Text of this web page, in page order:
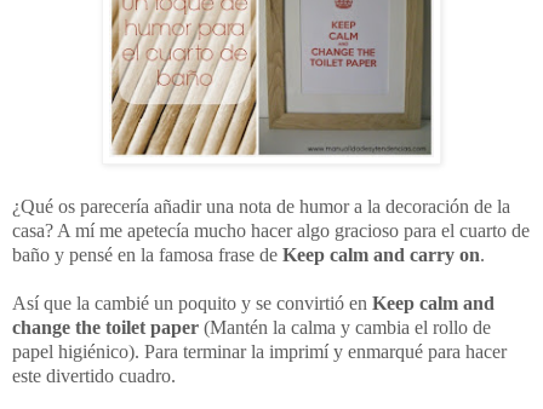
¿Qué os parecería añadir una nota de humor a la decoración de la
casa? A mí me apetecía mucho hacer algo gracioso para el cuarto de
baño y pensé en la famosa frase de Keep calm and carry on.
Así que la cambié un poquito y se convirtió en Keep calm and
change the toilet paper (Mantén la calma y cambia el rollo de
papel higiénico). Para terminar la imprimí y enmarqué para hacer
este divertido cuadro.